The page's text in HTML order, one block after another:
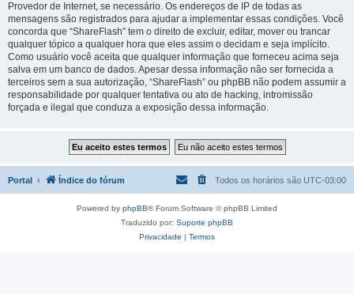
Provedor de Internet, se necessário. Os endereços de IP de todas as
mensagens são registrados para ajudar a implementar essas condições. Você
concorda que “ShareFlash” tem o direito de excluir, editar, mover ou trancar
qualquer tópico a qualquer hora que eles assim o decidam e seja implícito.
Como usuário você aceita que qualquer informação que forneceu acima seja
salva em um banco de dados. Apesar dessa informação não ser fornecida a
terceiros sem a sua autorização, “ShareFlash” ou phpBB não podem assumir a
responsabilidade por qualquer tentativa ou ato de hacking, intromissão
forçada e ilegal que conduza a exposição dessa informação.
Portal Índice do fórum Todos os horários são UTC-03:00
Powered by phpBB® Forum Software © phpBB Limited
Traduzido por: Suporte phpBB
Privacidade | Termos